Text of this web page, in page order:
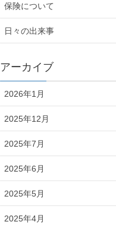
保険について
日々の出来事
アーカイブ
2026年1月
2025年12月
2025年7月
2025年6月
2025年5月
2025年4月